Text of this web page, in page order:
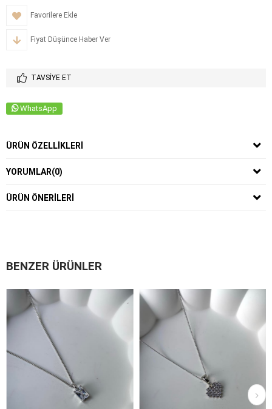
Favorilere Ekle
Fiyat Düşünce Haber Ver
TAVSIYE ET
WhatsApp
ÜRÜN ÖZELLIKLERI
YORUMLAR(0)
ÜRÜN ÖNERILERI
BENZER ÜRÜNLER